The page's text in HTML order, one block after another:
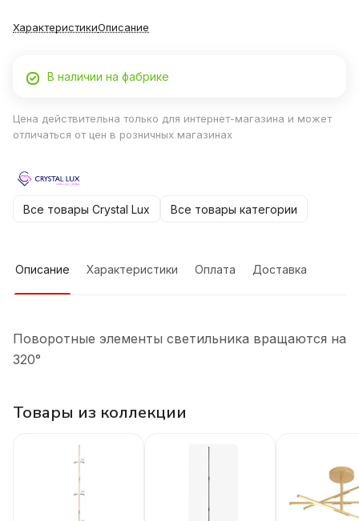
ХарактеристикиОписание
В наличии на фабрике
Цена действительна только для интернет-магазина и может
отличаться от цен в розничных магазинах
Все товары Crystal Lux Все товары категории
Описание Характеристики Оплата Доставка
Поворотные элементы светильника вращаются на
320°
Товары из коллекции